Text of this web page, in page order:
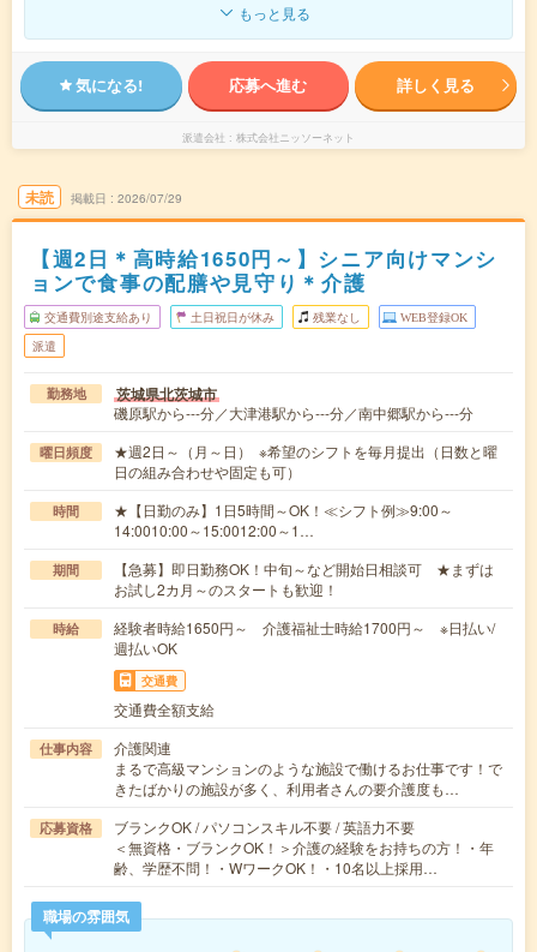
もっと見る
気になる! 応募へ進む 詳しく見る
派遣会社 株式会社ニッソーネット
未読 掲載日 2026/07/29
【週2日＊高時給1650円～】シニア向けマンシ
ョンで食事の配膳や見守り＊介護
交通費別途支給あり 土日祝日が休み 残業なし WEB登録OK
派遣
勤務地 茨城県北茨城市
磯原駅から---分／大津港駅から---分／南中郷駅から---分
曜日頻度
★週2日～（月～日） ※希望のシフトを毎月提出（日数と曜
日の組み合わせや固定も可）
時間
★【日勤のみ】1日5時間～OK！≪シフト例≫9:00～
14:0010:00～15:0012:00～1…
期間
【急募】即日勤務OK！中旬～など開始日相談可 ★まずは
お試し2カ月～のスタートも歓迎！
時給
経験者時給1650円～ 介護福祉士時給1700円～ ※日払い/
週払いOK
交通費
交通費全額支給
仕事内容
介護関連
まるで高級マンションのような施設で働けるお仕事です！で
きたばかりの施設が多く、利用者さんの要介護度も…
応募資格
ブランクOK / パソコンスキル不要 / 英語力不要
＜無資格・ブランクOK！＞介護の経験をお持ちの方！・年
齢、学歴不問！・WワークOK！・10名以上採用…
職場の雰囲気